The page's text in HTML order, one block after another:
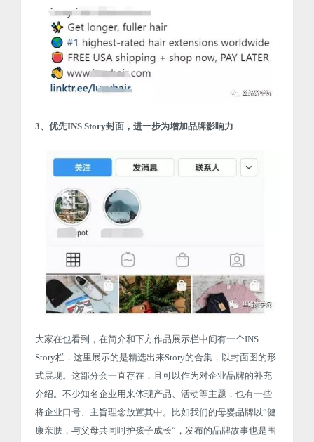
3、优先INS Story封面，进一步为增加品牌影响力
大家在也看到，在简介和下方作品展示栏中间有一个INS
Story栏，这里展示的是精选出来Story的合集，以封面图的形
式展现。这部分会一直存在，且可以作为对企业品牌的补充
介绍。不少知名企业用来体现产品、活动等主题，也有一些
将企业口号、主旨理念放置其中。比如我们的母婴品牌以”健
康亲肤，与父母共同呵护孩子成长“，发布的品牌故事也是围